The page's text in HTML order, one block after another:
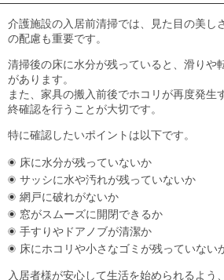
介護施設の入居前清掃では、見た目の美し
の配慮も重要です。
清掃後の床に水分が残っていると、滑りや
があります。
また、家具の搬入前後でホコリが再度発生
終確認を行うことが大切です。
特に確認したいポイントは以下です。
床に水分が残っていないか
サッシに水や汚れが残っていないか
網戸に破れがないか
窓がスムーズに開閉できるか
手すりやドアノブが清潔か
床にホコリや小さなゴミが残っていない
入居者様が安心して生活を始められるよう